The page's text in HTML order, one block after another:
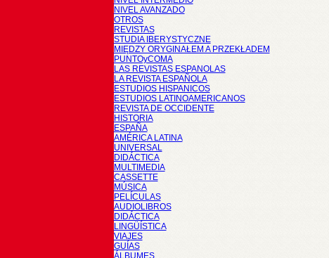
NIVEL AVANZADO
OTROS
REVISTAS
STUDIA IBERYSTYCZNE
MIĘDZY ORYGINAŁEM A PRZEKŁADEM
PUNTOyCOMA
LAS REVISTAS ESPANOLAS
LA REVISTA ESPAÑOLA
ESTUDIOS HISPANICOS
ESTUDIOS LATINOAMERICANOS
REVISTA DE OCCIDENTE
HISTORIA
ESPAÑA
AMÉRICA LATINA
UNIVERSAL
DIDÁCTICA
MULTIMEDIA
CASSETTE
MÚSICA
PELÍCULAS
AUDIOLIBROS
DIDÁCTICA
LINGÜÍSTICA
VIAJES
GUÍAS
ÁLBUMES